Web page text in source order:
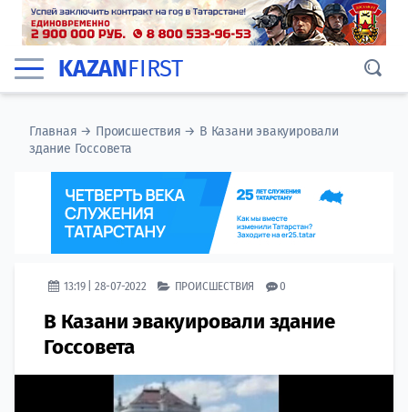
KAZANFIRST
Главная → Происшествия → В Казани эвакуировали
здание Госсовета
13:19 | 28-07-2022 ПРОИСШЕСТВИЯ 0
В Казани эвакуировали здание
Госсовета